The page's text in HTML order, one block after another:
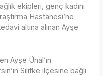
ekipleri, genç kadını
Hastanesi’ne
altına alınan Ayşe
Ayşe Ünal’ın
Silifke ilçesine bağlı